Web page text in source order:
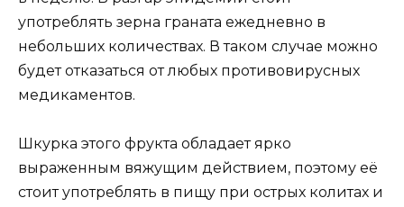
употреблять зерна граната ежедневно в
небольших количествах. В таком случае можно
будет отказаться от любых противовирусных
медикаментов.
Шкурка этого фрукта обладает ярко
выраженным вяжущим действием, поэтому её
стоит употреблять в пищу при острых колитах и